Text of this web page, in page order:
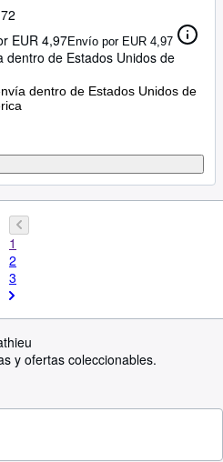
EUR 4,97Envío por EUR 4,97
dentro de Estados Unidos de
dentro de Estados Unidos de
1
2
3
y ofertas coleccionables.